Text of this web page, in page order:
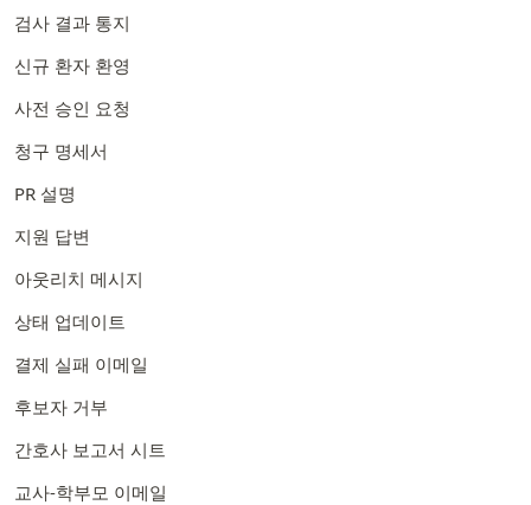
검사 결과 통지
신규 환자 환영
사전 승인 요청
청구 명세서
PR 설명
지원 답변
아웃리치 메시지
상태 업데이트
결제 실패 이메일
후보자 거부
간호사 보고서 시트
교사-학부모 이메일